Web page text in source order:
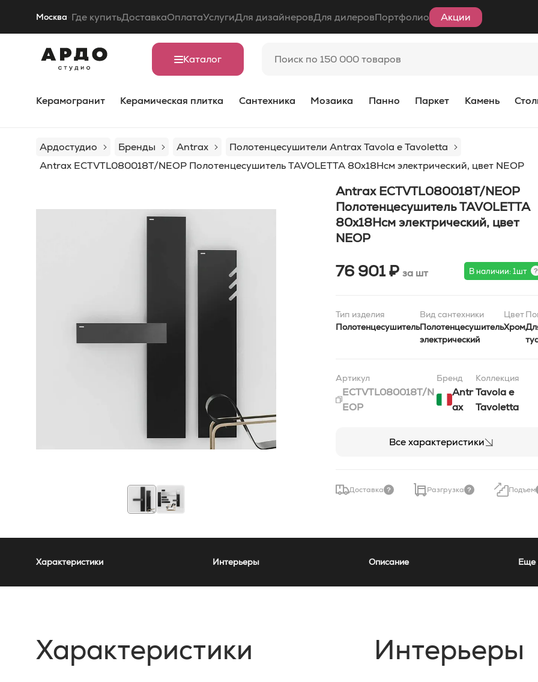
Москва Где купитьДоставкаОплатаУслугиДля дизайнеровДля дилеровПортфолио Акции
Каталог
Керамогранит Керамическая плитка Сантехника Мозаика Панно Паркет Камень
Ардостудио Бренды Antrax
Полотенцесушители Antrax Tavola e Tavoletta
Antrax ECTVTL080018T/NEOP Полотенцесушитель TAVOLETTA 80x18Hсм электрический, цвет NEOP
Antrax ECTVTL080018T/NEOP
Полотенцесушитель TAVOLETTA
80x18Hсм электрический, цвет
NEOP
76 901 ₽ за шт В наличии: 1шт
Тип изделия
Полотенцесушитель
Вид сантехники
Полотенцесушитель
электрический
Цвет
Хром
Артикул
ECTVTL080018T/N
EOP
Бренд
Antr
ax
Коллекция
Tavola e
Tavoletta
Все характеристики
Доставка Разгрузка Подъем
Характеристики Интерьеры Описание Еще
Характеристики Интерьеры